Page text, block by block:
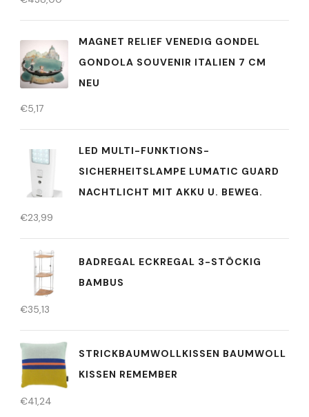
MAGNET RELIEF VENEDIG GONDEL
GONDOLA SOUVENIR ITALIEN 7 CM
NEU
€5,17
LED MULTI-FUNKTIONS-
SICHERHEITSLAMPE LUMATIC GUARD
NACHTLICHT MIT AKKU U. BEWEG.
€23,99
BADREGAL ECKREGAL 3-STÖCKIG
BAMBUS
€35,13
STRICKBAUMWOLLKISSEN BAUMWOLL
KISSEN REMEMBER
€41,24